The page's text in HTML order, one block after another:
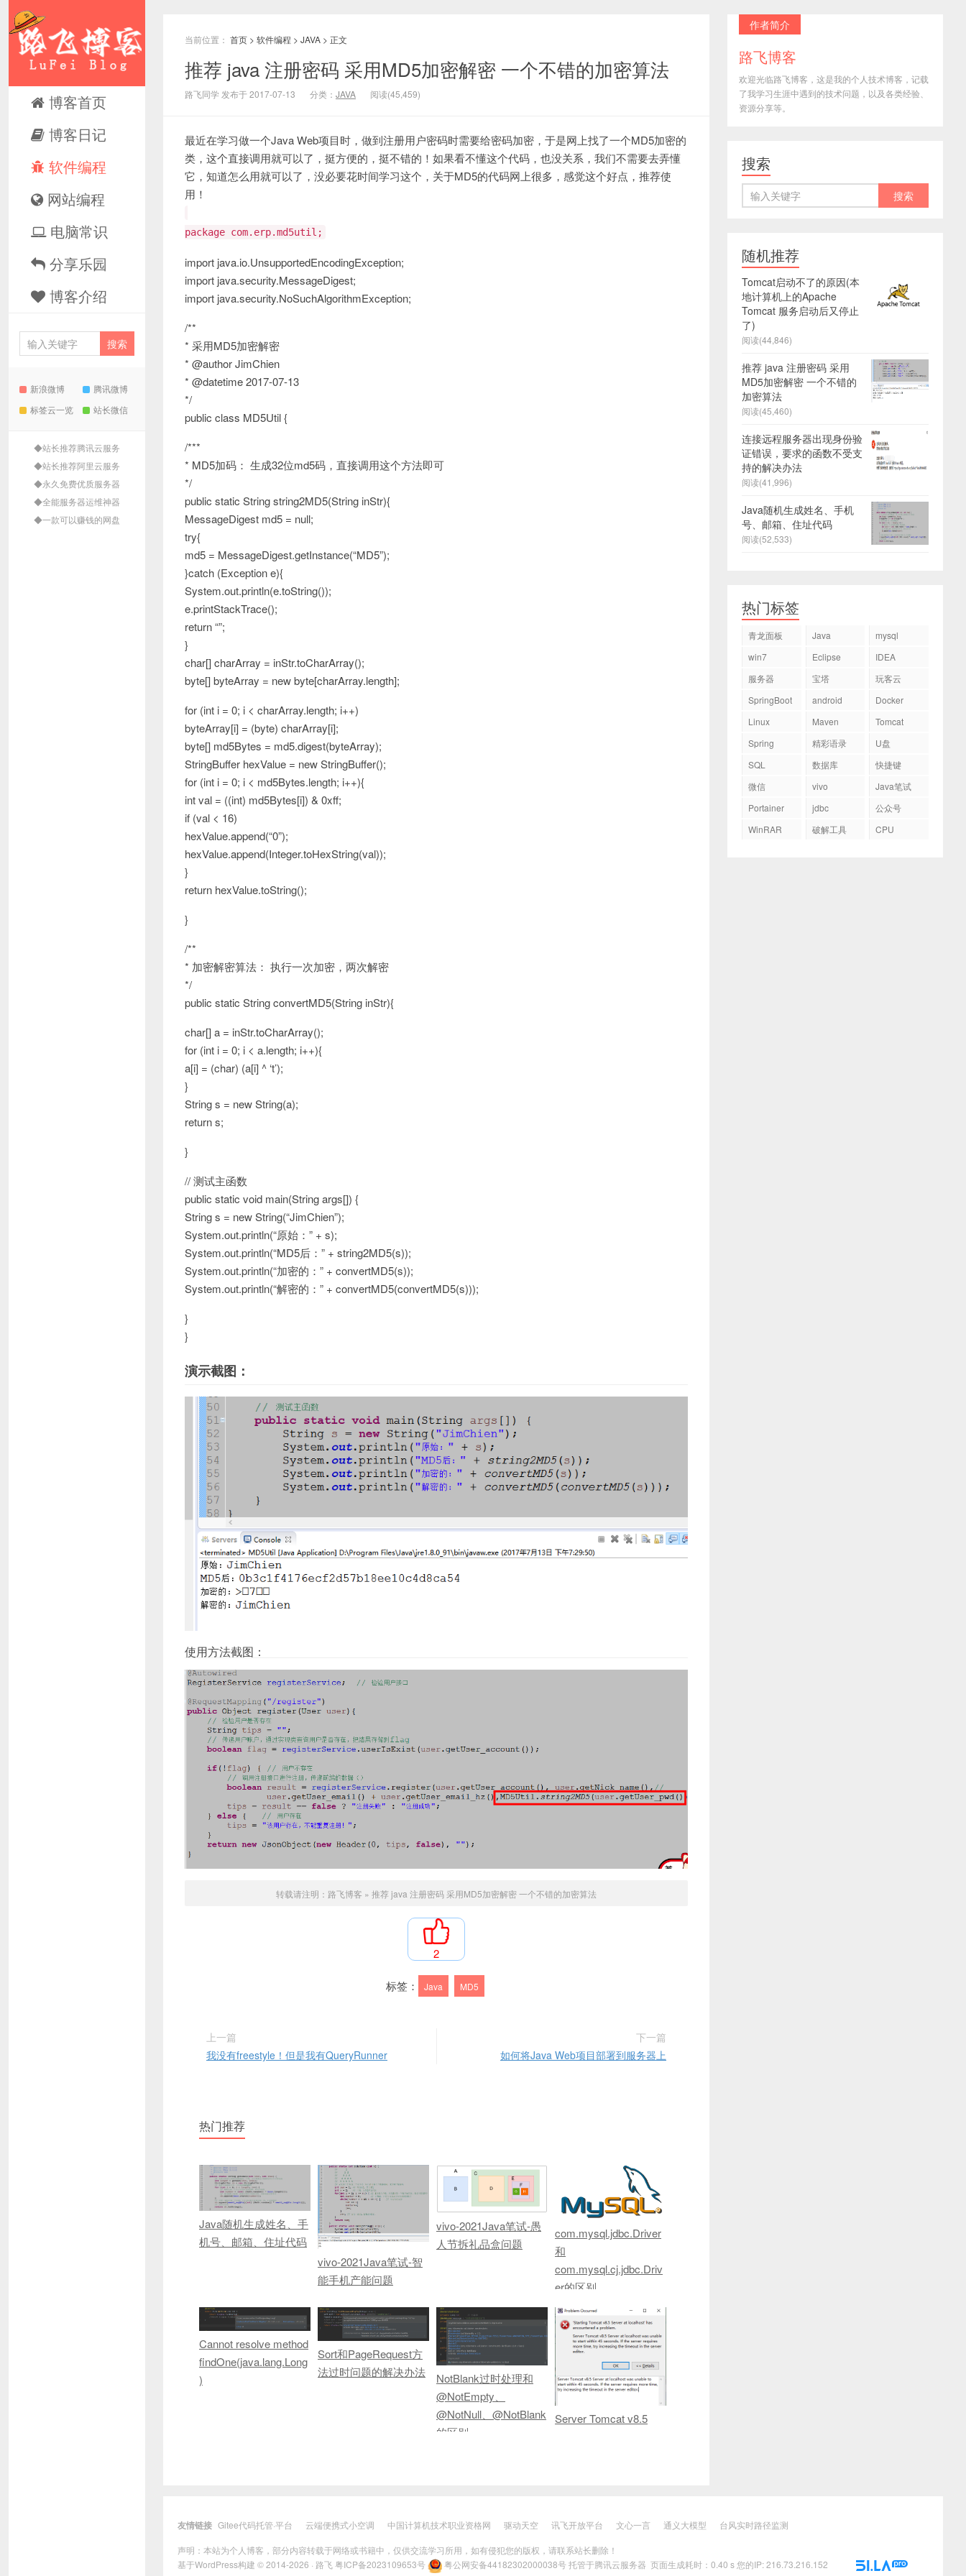
博客首页
博客日记
软件编程
网站编程
电脑常识
分享乐园
博客介绍
新浪微博
腾讯微博
标签云一览
站长微信
◆站长推荐腾讯云服务
◆站长推荐阿里云服务
◆永久免费优质服务器
◆全能服务器运维神器
◆一款可以赚钱的网盘
当前位置： 首页 > 软件编程 > JAVA > 正文
推荐 java 注册密码 采用MD5加密解密 一个不错的加密算法
路飞同学 发布于 2017-07-13 分类： JAVA 阅读(45,459)
最近在学习做一个Java Web项目时，做到注册用户密码时需要给密码加密，于是网上找了一个MD5加密的
类，这个直接调用就可以了，挺方便的，挺不错的！如果看不懂这个代码，也没关系，我们不需要去弄懂
它，知道怎么用就可以了，没必要花时间学习这个，关于MD5的代码网上很多，感觉这个好点，推荐使
用！
package com.erp.md5util;
import java.io.UnsupportedEncodingException;
import java.security.MessageDigest;
import java.security.NoSuchAlgorithmException;
/**
* 采用MD5加密解密
* @author JimChien
* @datetime 2017-07-13
*/
public class MD5Util {
/***
* MD5加码： 生成32位md5码，直接调用这个方法即可
*/
public static String string2MD5(String inStr){
MessageDigest md5 = null;
try{
md5 = MessageDigest.getInstance(“MD5”);
}catch (Exception e){
System.out.println(e.toString());
e.printStackTrace();
return “”;
}
char[] charArray = inStr.toCharArray();
byte[] byteArray = new byte[charArray.length];
for (int i = 0; i < charArray.length; i++)
byteArray[i] = (byte) charArray[i];
byte[] md5Bytes = md5.digest(byteArray);
StringBuffer hexValue = new StringBuffer();
for (int i = 0; i < md5Bytes.length; i++){
int val = ((int) md5Bytes[i]) & 0xff;
if (val < 16)
hexValue.append(“0”);
hexValue.append(Integer.toHexString(val));
}
return hexValue.toString();
}
/**
* 加密解密算法： 执行一次加密，两次解密
*/
public static String convertMD5(String inStr){
char[] a = inStr.toCharArray();
for (int i = 0; i < a.length; i++){
a[i] = (char) (a[i] ^ ‘t’);
}
String s = new String(a);
return s;
}
// 测试主函数
public static void main(String args[]) {
String s = new String(“JimChien”);
System.out.println(“原始：” + s);
System.out.println(“MD5后：” + string2MD5(s));
System.out.println(“加密的：” + convertMD5(s));
System.out.println(“解密的：” + convertMD5(convertMD5(s)));
}
}
演示截图：
使用方法截图：
转载请注明： 路飞博客 » 推荐 java 注册密码 采用MD5加密解密 一个不错的加密算法
2
标签： Java MD5
上一篇
我没有freestyle！但是我有QueryRunner
下一篇
如何将Java Web项目部署到服务器上
热门推荐
Java随机生成姓名、手
机号、邮箱、住址代码
vivo-2021Java笔试-智
能手机产能问题
vivo-2021Java笔试-愚
人节拆礼品盒问题
com.mysql.jdbc.Driver
和
com.mysql.cj.jdbc.Driv
er的区别
serverTimezone设定
Cannot resolve method
findOne(java.lang.Long
)
Sort和PageRequest方
法过时问题的解决办法
NotBlank过时处理和
@NotEmpty、
@NotNull、@NotBlank
的区别
Server Tomcat v8.5
作者简介
路飞博客
欢迎光临路飞博客，这是我的个人技术博客，记载
了我学习生涯中遇到的技术问题，以及各类经验、
资源分享等。
搜索
随机推荐
Tomcat启动不了的原因(本
地计算机上的Apache
Tomcat 服务启动后又停止
了)
阅读(44,846)
推荐 java 注册密码 采用
MD5加密解密 一个不错的
加密算法
阅读(45,460)
连接远程服务器出现身份验
证错误，要求的函数不受支
持的解决办法
阅读(41,996)
Java随机生成姓名、手机
号、邮箱、住址代码
阅读(52,533)
热门标签
青龙面板 Java
mysql
win7
Eclipse
IDEA
服务器
宝塔
玩客云
SpringBoot
android
Docker
Linux
Maven
Tomcat
Spring
精彩语录
U盘
SQL
数据库
快捷键
微信
vivo
Java笔试
Portainer
jdbc
公众号
WinRAR
破解工具 CPU
友情链接 Gitee代码托管·平台 云端便携式小空调 中国计算机技术职业资格网 驱动天空 讯飞开放平台 文心一言 通义大模型 台风实时路径监测
声明：本站为个人博客，部分内容转载于网络或书籍中，仅供交流学习所用，如有侵犯您的版权，请联系站长删除！
基于WordPress构建 © 2014-2026 · 路飞 粤ICP备2023109653号 粤公网安备44182302000038号托管于腾讯云服务器 页面生成耗时：0.40 s 您的IP:216.73.216.152